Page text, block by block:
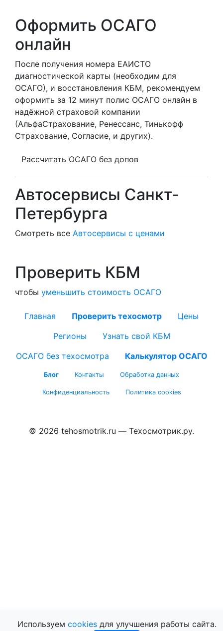
Оформить ОСАГО
онлайн
После получения номера ЕАИСТО
диагностической карты (необходим для
ОСАГО), и восстановления КБМ, рекомендуем
оформить за 12 минут полис ОСАГО онлайн в
надёжной страховой компании
(АльфаСтрахование, Ренессанс, Тинькофф
Страхование, Согласие, и других).
Рассчитать ОСАГО без допов
Автосервисы Санкт-
Петербурга
Смотреть все Автосервисы с ценами
Проверить КБМ
чтобы уменьшить стоимость ОСАГО
Главная Проверить техосмотр
Цены
Регионы
Узнать свой КБМ
ОСАГО без техосмотра
Калькулятор ОСАГО
Блог Контакты Обработка данных
Конфиденциальность Политика cookies
© 2026 tehosmotrik.ru — Техосмотрик.ру.
Используем cookiesдля улучшения работы сайта.